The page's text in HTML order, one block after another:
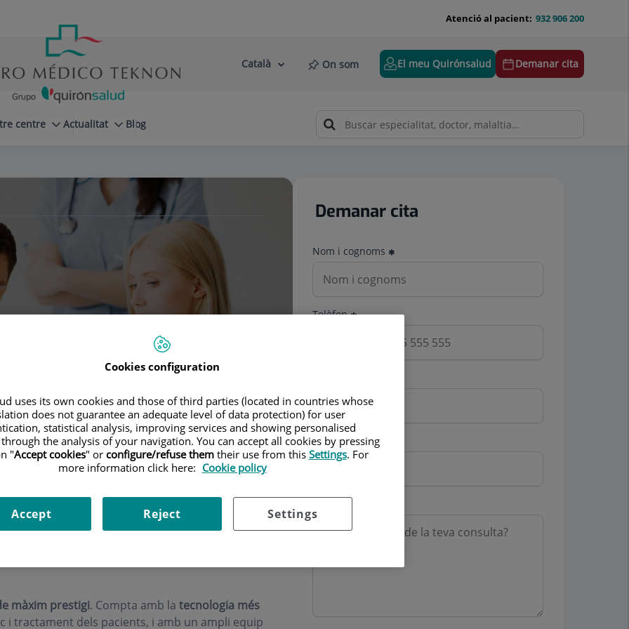
932 906 200
Atenció al pacient:
Selector
Llenguatge
Català On som El meu Quirónsalud Demanar cita
centre Actualitat Blog
Mèdic Teknon, el major equip
format per 31 especialistes i 11
màxim prestigi. Compta amb la tecnologia més
i tractament dels pacients, i amb un ampli equip
Demanar cita
Nom i cognoms
Telèfon
Mutua
Motiu consulta
Cookies configuration
uses its own cookies and those of third parties (located in countries whose
does not guarantee an adequate level of data protection) for user
statistical analysis, improving services and showing personalised
the analysis of your navigation. You can accept all cookies by pressing
"Accept cookies" or configure/refuse themtheir use from this Settings. For
more information click here: Cookie policy
Settings
Reject
Accept